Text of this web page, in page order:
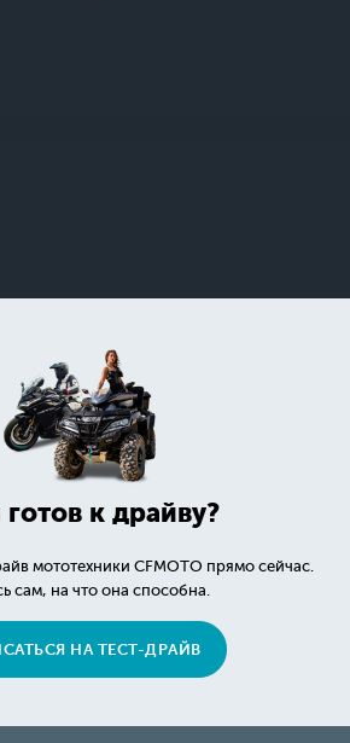
к драйву?
мототехники CFMOTO прямо сейчас.
сам, на что она способна.
НА ТЕСТ-ДРАЙВ